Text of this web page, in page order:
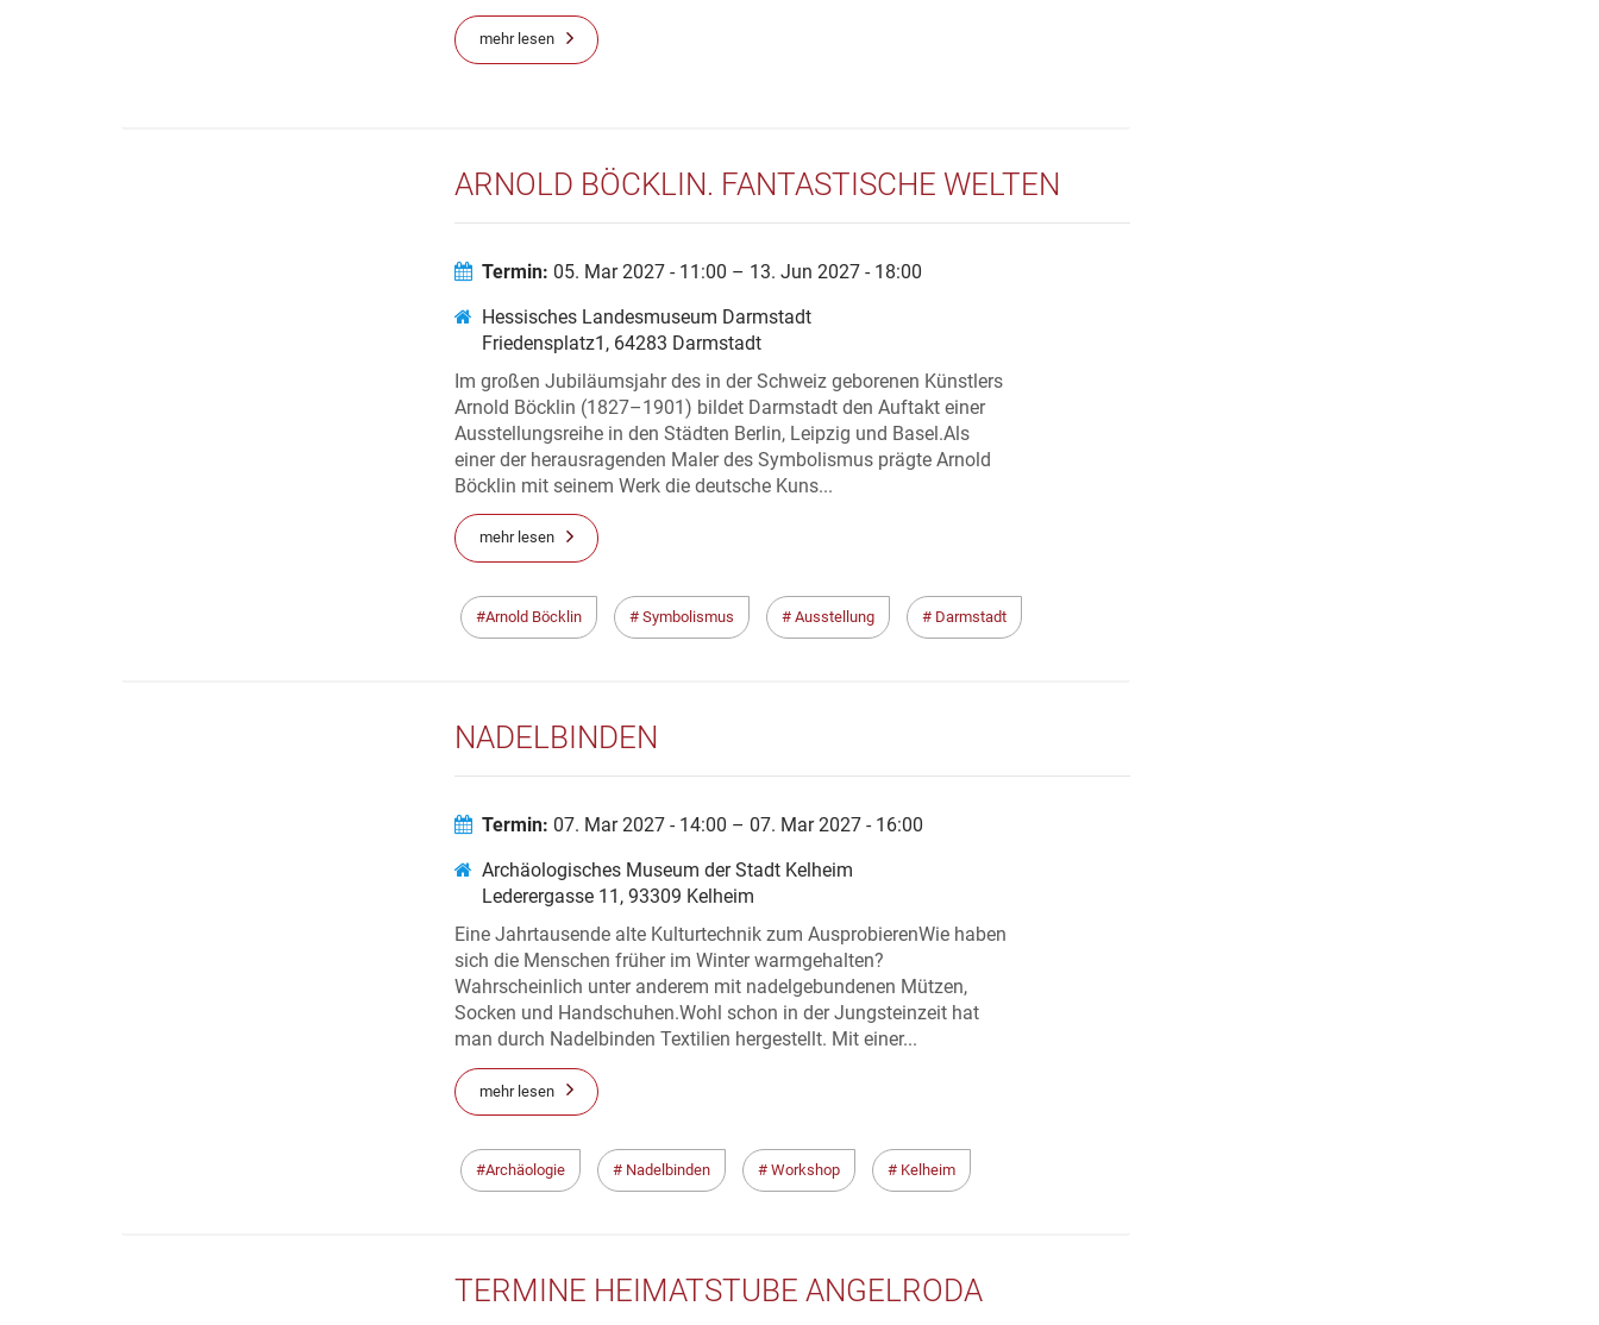
mehr lesen
ARNOLD BÖCKLIN. FANTASTISCHE WELTEN
Termin: 05. Mar 2027 - 11:00 – 13. Jun 2027 - 18:00
Hessisches Landesmuseum Darmstadt
Friedensplatz1, 64283 Darmstadt
Im großen Jubiläumsjahr des in der Schweiz geborenen Künstlers
Arnold Böcklin (1827–1901) bildet Darmstadt den Auftakt einer
Ausstellungsreihe in den Städten Berlin, Leipzig und Basel.Als
einer der herausragenden Maler des Symbolismus prägte Arnold
Böcklin mit seinem Werk die deutsche Kuns...
mehr lesen
Arnold Böcklin Symbolismus Ausstellung Darmstadt
NADELBINDEN
Termin: 07. Mar 2027 - 14:00 – 07. Mar 2027 - 16:00
Archäologisches Museum der Stadt Kelheim
Lederergasse 11, 93309 Kelheim
Eine Jahrtausende alte Kulturtechnik zum AusprobierenWie haben
sich die Menschen früher im Winter warmgehalten?
Wahrscheinlich unter anderem mit nadelgebundenen Mützen,
Socken und Handschuhen.Wohl schon in der Jungsteinzeit hat
man durch Nadelbinden Textilien hergestellt. Mit einer...
mehr lesen
Archäologie Nadelbinden Workshop Kelheim
TERMINE HEIMATSTUBE ANGELRODA